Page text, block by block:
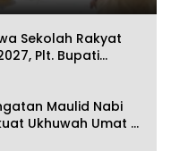
Sekolah Rakyat
Plt. Bupati
Hadirkan
Maulid Nabi
Ukhuwah Umat di